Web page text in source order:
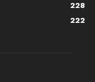
228
222